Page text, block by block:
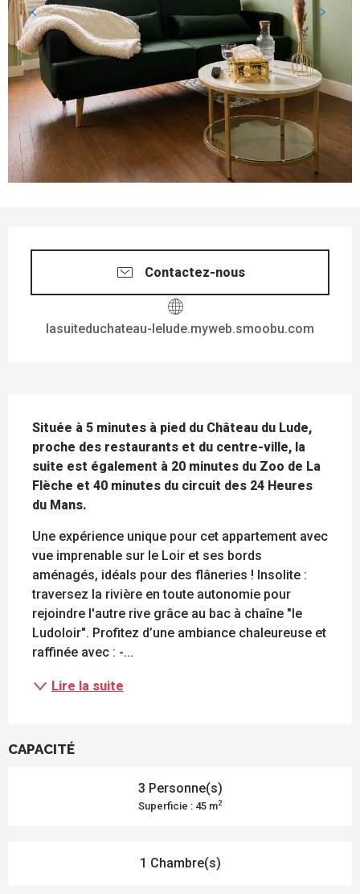
Contactez-nous
lasuiteduchateau-lelude.myweb.smoobu.com
Située à 5 minutes à pied du Château du Lude,
proche des restaurants et du centre-ville, la
suite est également à 20 minutes du Zoo de La
Flèche et 40 minutes du circuit des 24 Heures
du Mans.
Une expérience unique pour cet appartement avec
vue imprenable sur le Loir et ses bords
aménagés, idéals pour des flâneries ! Insolite :
traversez la rivière en toute autonomie pour
rejoindre l'autre rive grâce au bac à chaîne "le
Ludoloir". Profitez d’une ambiance chaleureuse et
raffinée avec : -...
Lire la suite
CAPACITÉ
3 Personne(s)
Superficie : 45 m2
1 Chambre(s)